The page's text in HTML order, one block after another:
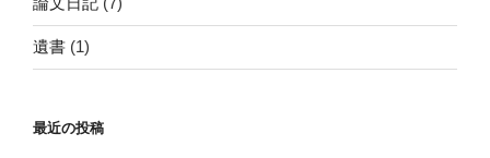
遺書 (1)
最近の投稿